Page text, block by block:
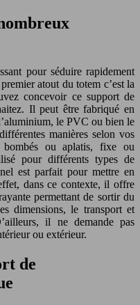
pour séduire rapidement
atout du totem c’est la
concevoir ce support de
Il peut être fabriqué en
le PVC ou bien le
manières selon vos
bombés ou aplatis, fixe ou
pour différents types de
est parfait pour mettre en
dans ce contexte, il offre
permettant de sortir du
dimensions, le transport et
il ne demande pas
ou extérieur.
de